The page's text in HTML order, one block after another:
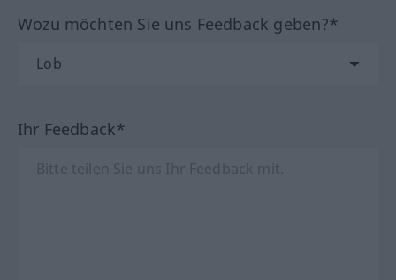
Wozu möchten Sie uns Feedback geben?*
Ihr Feedback*